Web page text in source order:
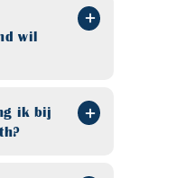
wil
ik bij